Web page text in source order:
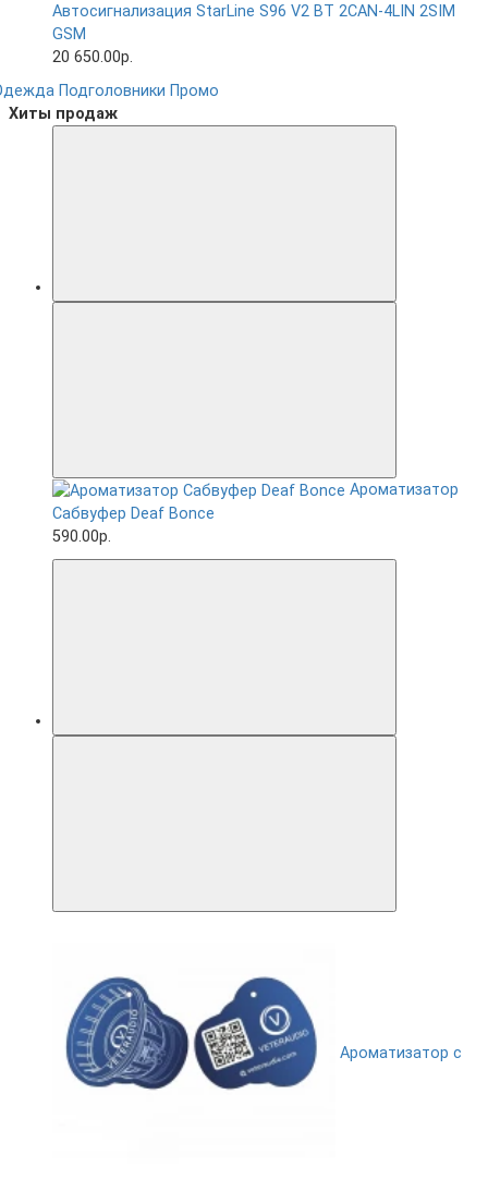
Автосигнализация StarLine S96 V2 BT 2CAN-4LIN 2SIM
GSM
20 650.00р.
Подголовники Промо
Хиты продаж
Ароматизатор
Сабвуфер Deaf Bonce
590.00р.
Ароматизатор с